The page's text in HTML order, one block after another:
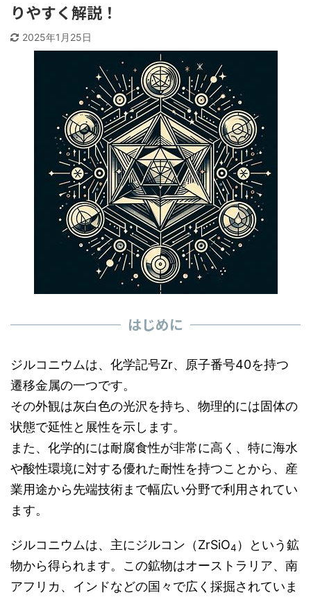
りやすく解説！
2025年1月25日
はじめに
ジルコニウムは、化学記号Zr、原子番号40を持つ
遷移金属の一つです。
その外観は灰白色の光沢を持ち、物理的には固体の
状態で延性と展性を示します。
また、化学的には耐腐食性が非常に高く、特に海水
や酸性環境に対する優れた耐性を持つことから、産
業用途から先端技術まで幅広い分野で利用されてい
ます。
ジルコニウムは、主にジルコン（ZrSiO4 ）という鉱
物から得られます。この鉱物はオーストラリア、南
アフリカ、インドなどの国々で広く採掘されていま